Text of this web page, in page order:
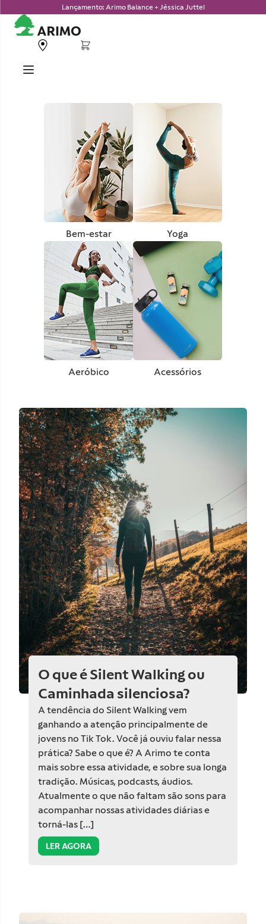
Lançamento: Arimo Balance + Jéssica Juttel
Bem-estar Yoga
Aeróbico Acessórios
O que é Silent Walking ou
Caminhada silenciosa?
A tendência do Silent Walking vem
ganhando a atenção principalmente de
jovens no Tik Tok. Você já ouviu falar nessa
prática? Sabe o que é? A Arimo te conta
mais sobre essa atividade, e sobre sua longa
tradição. Músicas, podcasts, áudios.
Atualmente o que não faltam são sons para
acompanhar nossas atividades diárias e
torná-las […]
LER AGORA